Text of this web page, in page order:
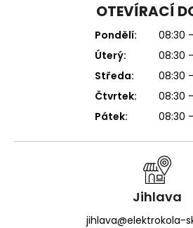
OTEVÍRACÍ
Pondělí:
08:30
Úterý:
08:30
Středa:
08:30
Čtvrtek:
08:30
Pátek:
08:30
Jihlava
jihlava@elektrokola-